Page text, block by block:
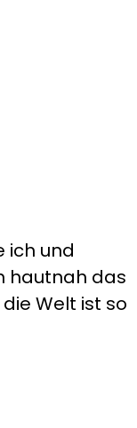
ich und
hautnah das
Welt ist so